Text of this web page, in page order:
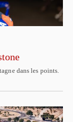
dans les points.